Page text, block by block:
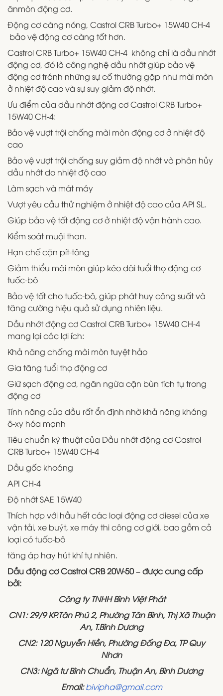
ănmòn động cơ.
Động cơ càng nóng, Castrol CRB Turbo+ 15W40 CH-4
bảo vệ động cơ càng tốt hơn.
Castrol CRB Turbo+ 15W40 CH-4 không chỉ là dầu nhớt
động cơ, đó là công nghệ dầu nhớt giúp bảo vệ
động cơ tránh những sự cố thường gặp như mài mòn
ở nhiệt độ cao và sự suy giảm độ nhớt.
Ưu điểm của dầu nhớt động cơ Castrol CRB Turbo+
15W40 CH-4:
Bảo vệ vượt trội chống mài mòn động cơ ở nhiệt độ
cao
Bảo vệ vượt trội chống suy giảm độ nhớt và phân hủy
dầu nhớt do nhiệt độ cao
Làm sạch và mát máy
Vượt yêu cầu thử nghiệm ở nhiệt độ cao của API SL.
Giúp bảo vệ tốt động cơ ở nhiệt độ vận hành cao.
Kiểm soát muội than.
Hạn chế cặn pít-tông
Giảm thiểu mài mòn giúp kéo dài tuổi thọ động cơ
tuốc-bô
Bảo vệ tốt cho tuốc-bô, giúp phát huy công suất và
tăng cường hiệu quả sử dụng nhiên liệu.
Dầu nhớt động cơ Castrol CRB Turbo+ 15W40 CH-4
mang lại các lợi ích:
Khả năng chống mài mòn tuyệt hảo
Gia tăng tuổi thọ động cơ
Giữ sạch động cơ, ngăn ngừa cặn bùn tích tụ trong
động cơ
Tính năng của dầu rất ổn định nhờ khả năng kháng
ô-xy hóa mạnh
Tiêu chuẩn kỹ thuật của Dầu nhớt động cơ Castrol
CRB Turbo+ 15W40 CH-4
Dầu gốc khoáng
API CH-4
Độ nhớt SAE 15W40
Thích hợp với hầu hết các loại động cơ diesel của xe
vận tải, xe buýt, xe máy thi công cơ giới, bao gồm cả
loại có tuốc-bô
tăng áp hay hút khí tự nhiên.
Dầu động cơ Castrol CRB 20W-50 – được cung cấp
bởi:
Công ty TNHH Bình Việt Phát
CN1: 29/9 KP.Tân Phú 2, Phường Tân Bình, Thị Xã Thuận
An, T.Bình Dương
CN2: 120 Nguyễn Hiền, Phường Đống Đa, TP Quy
Nhơn
CN3: Ngã tư Bình Chuẩn, Thuận An, Bình Dương
Email:bivipha@gmail.com